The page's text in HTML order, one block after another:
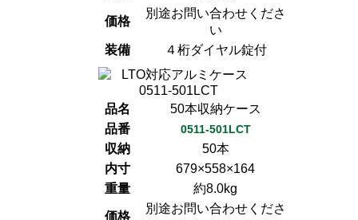
価格
別途お問い合わせくださ
い
装備
４桁ダイヤル錠付
品名
50本収納ケース
品番
0511-501LCT
収納
50本
内寸
679×558×164
重量
約8.0kg
価格
別途お問い合わせくださ